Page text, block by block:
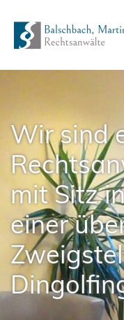
Wir sind
mit Sitz
einer